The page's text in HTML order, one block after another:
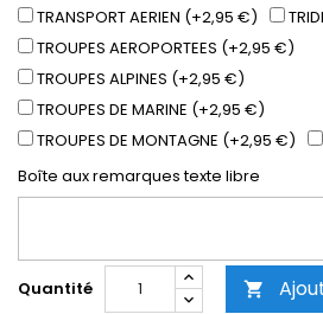
TRANSPORT AERIEN (+2,95 €)
TROUPES AEROPORTEES (+2,95 €)
TROUPES ALPINES (+2,95 €)
TROUPES DE MARINE (+2,95 €)
TROUPES DE MONTAGNE (+2,95 €)
Boîte aux remarques texte libre
Quantité 